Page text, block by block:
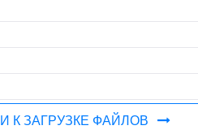
К ЗАГРУЗКЕ ФАЙЛОВ